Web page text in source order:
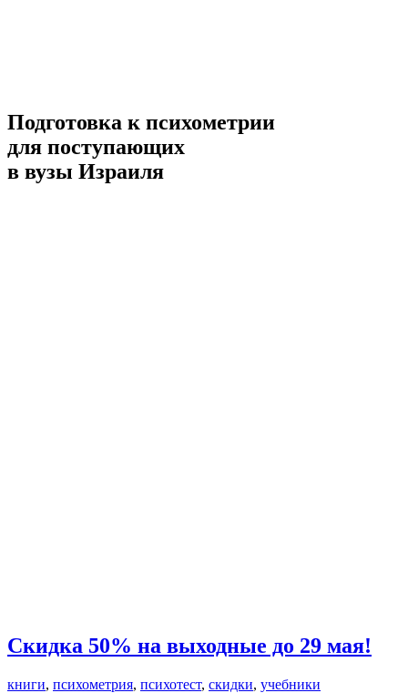
Подготовка к психометрии
для поступающих
в вузы Израиля
Скидка 50% на выходные до 29 мая!
книги, психометрия, психотест, скидки, учебники